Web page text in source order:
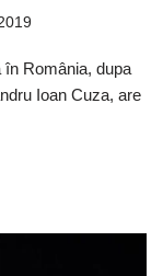
în România, dupa
Ioan Cuza, are